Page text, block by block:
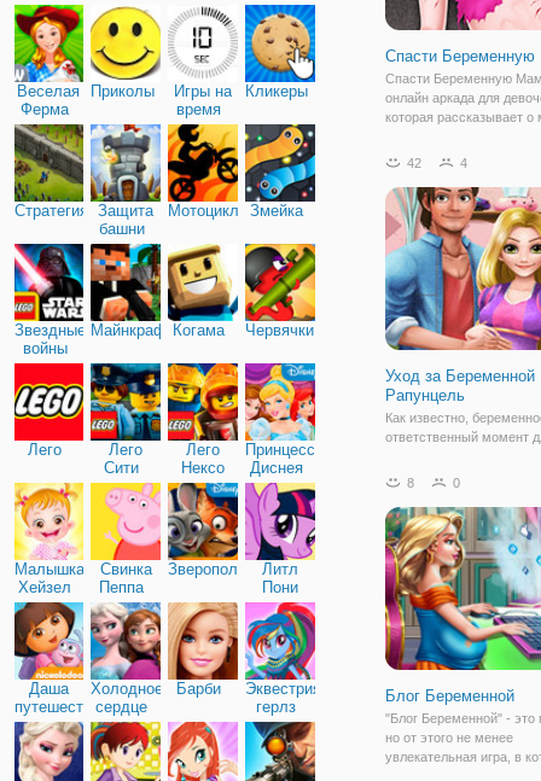
Веселая
Ферма
Приколы
Игры на
время
Кликеры
Стратегия
Защита
башни
МотоциклыЗмейка
Звездные
войны
Майнкрафт Когама Червячки
Лего
Лего
Сити
Лего
Нексо
Найтс
Принцессы
Диснея
Малышка
Хейзел
Свинка
Пеппа
Зверополис
Литл
Пони
Дружба
Даша
путешественница
Холодное
сердце
Барби
Эквестрия
герлз
Спасти
Спасти Беременную
онлайн аркада для
которая рассказывает о
беременности. Ей скоро
проводить время с
поэтому до сих пор
42 4
Уход за Беременной
Рапунцель
Как известно,
ответственный момент
Рапунцель и Флинна
которое перевернет всю
историю. В онлайн игре
Беременной
8 0
Блог Беременной
"Блог Беременной" - это
но от этого не менее
увлекательная игра, в